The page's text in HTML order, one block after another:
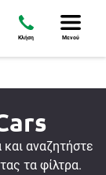
Μενού
Κλήση
και αναζητήστε
τα φίλτρα.